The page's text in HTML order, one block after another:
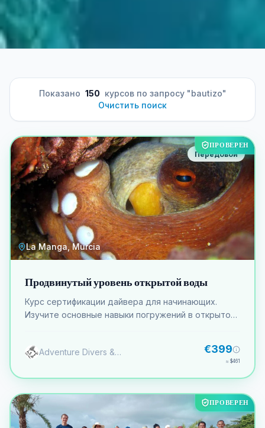
Показано 150 курсов по запросу "bautizo"
Очистить поиск
ПРОВЕРЕН
Передовой
La Manga, Murcia
Продвинутый уровень открытой воды
Курс сертификации дайвера для начинающих.
Изучите основные навыки погружений в открытой
Adventure Divers & Activity Center
€399
≈ $461
ПРОВЕРЕН